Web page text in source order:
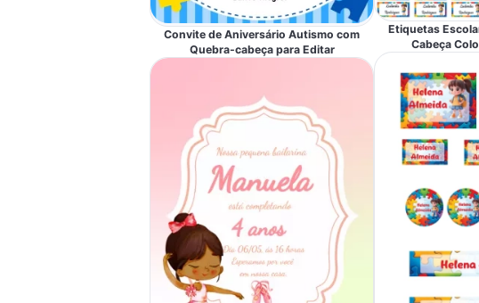
Convite de Aniversário Autismo com
Quebra-cabeça para Editar
Etiquetas
Cabeça